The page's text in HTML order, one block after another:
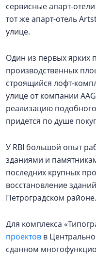
сервисные апарт-
тот же апарт-отель
улице.
Один из первых ярких
производственных
строящийся лофт-
улице от компании
реализацию
придется по душе
У RBI большой опыт
зданиями и
последних крупных
восстановление зданий
Петроградском районе.
Для комплекса
проектов в
сданном